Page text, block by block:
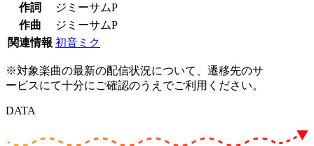
作詞
ジミーサムP
作曲
ジミーサムP
関連情報 初音ミク
※対象楽曲の最新の配信状況について、遷移先のサ
ービスにて十分にご確認のうえでご利用ください。
DATA